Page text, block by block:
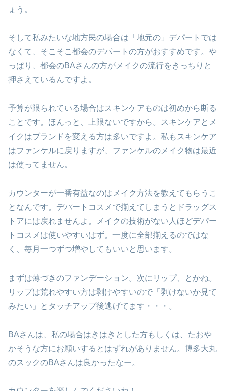
ょう。
そして私みたいな地方民の場合は「地元の」デパートでは
なくて、そこそこ都会のデパートの方がおすすめです。や
っぱり、都会のBAさんの方がメイクの流行をきっちりと
押さえているんですよ。
予算が限られている場合はスキンケアものは初めから断る
ことです。ほんっと、上限ないですから。スキンケアとメ
イクはブランドを変える方は多いですよ。私もスキンケア
はファンケルに戻りますが、ファンケルのメイク物は最近
は使ってません。
カウンターが一番有益なのはメイク方法を教えてもらうこ
となんです。デパートコスメで揃えてしまうとドラッグス
トアには戻れませんよ。メイクの技術がない人ほどデパー
トコスメは使いやすいはず。一度に全部揃えるのではな
く、毎月一つずつ増やしてもいいと思います。
まずは薄づきのファンデーション。次にリップ、とかね。
リップは荒れやすい方は剥けやすいので「剥けないか見て
みたい」とタッチアップ後逃げてます・・・。
BAさんは、私の場合はきはきとした方もしくは、たおや
かそうな方にお願いするとはずれがありません。博多大丸
のスックのBAさんは良かったなー。